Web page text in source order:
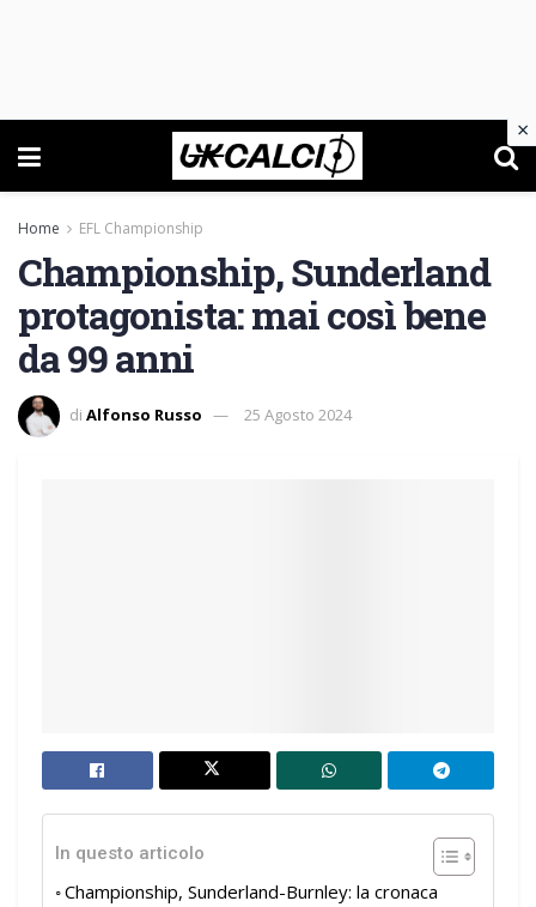
Home EFL Championship
Championship, Sunderland
protagonista: mai così bene
da 99 anni
di Alfonso Russo 25 Agosto 2024
In questo articolo
Championship, Sunderland-Burnley: la cronaca
×